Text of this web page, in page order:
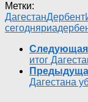
Метки:
ДагестанДербент
сегодня
Следующая
итог
Дагестана